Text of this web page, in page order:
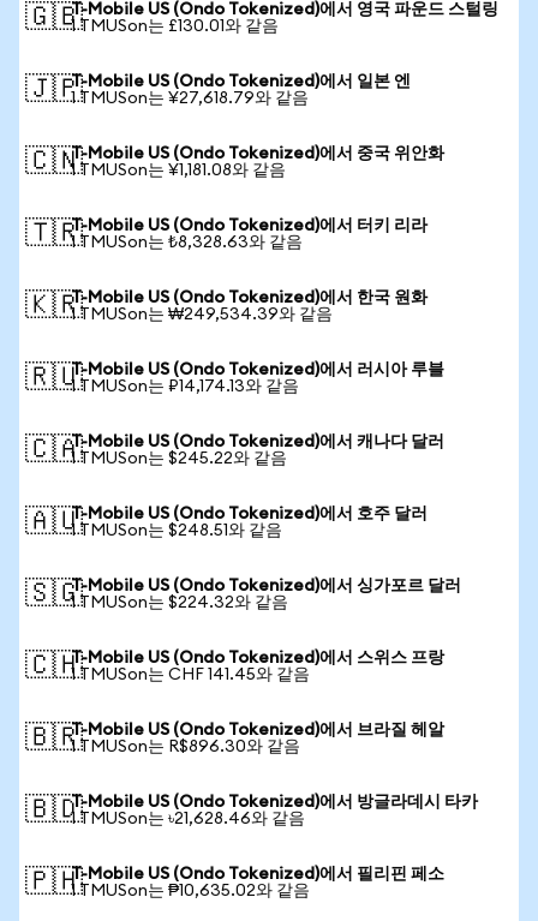
🇬🇧T-Mobile US (Ondo Tokenized)에서 영국 파운드 스털링
1 TMUSon는 £130.01와 같음
🇯🇵T-Mobile US (Ondo Tokenized)에서 일본 엔
1 TMUSon는 ¥27,618.79와 같음
🇨🇳T-Mobile US (Ondo Tokenized)에서 중국 위안화
1 TMUSon는 ¥1,181.08와 같음
🇹🇷T-Mobile US (Ondo Tokenized)에서 터키 리라
1 TMUSon는 ₺8,328.63와 같음
🇰🇷T-Mobile US (Ondo Tokenized)에서 한국 원화
1 TMUSon는 ₩249,534.39와 같음
🇷🇺T-Mobile US (Ondo Tokenized)에서 러시아 루블
1 TMUSon는 ₽14,174.13와 같음
🇨🇦T-Mobile US (Ondo Tokenized)에서 캐나다 달러
1 TMUSon는 $245.22와 같음
🇦🇺T-Mobile US (Ondo Tokenized)에서 호주 달러
1 TMUSon는 $248.51와 같음
🇸🇬T-Mobile US (Ondo Tokenized)에서 싱가포르 달러
1 TMUSon는 $224.32와 같음
🇨🇭T-Mobile US (Ondo Tokenized)에서 스위스 프랑
1 TMUSon는 CHF 141.45와 같음
🇧🇷T-Mobile US (Ondo Tokenized)에서 브라질 헤알
1 TMUSon는 R$896.30와 같음
🇧🇩T-Mobile US (Ondo Tokenized)에서 방글라데시 타카
1 TMUSon는 ৳21,628.46와 같음
🇵🇭T-Mobile US (Ondo Tokenized)에서 필리핀 페소
1 TMUSon는 ₱10,635.02와 같음